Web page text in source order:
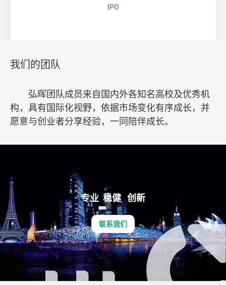
IPO
我们的团队
弘晖团队成员来自国内外各知名高校及优秀机
构，具有国际化视野，依据市场变化有序成长，并
愿意与创业者分享经验，一同陪伴成长。
专业 稳健 创新
联系我们